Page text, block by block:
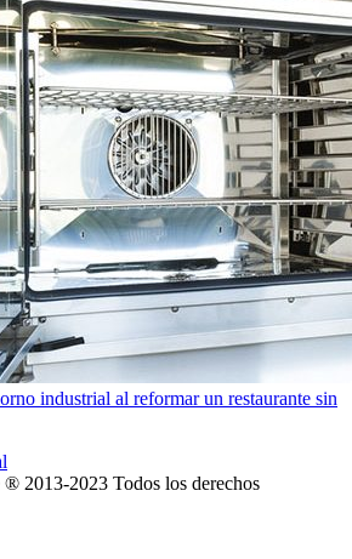
industrial al reformar un restaurante sin
2013-2023 Todos los derechos